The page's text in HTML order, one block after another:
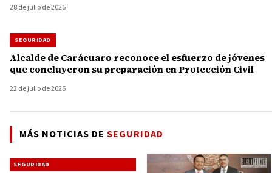
28 de julio de 2026
SEGURIDAD
Alcalde de Carácuaro reconoce el esfuerzo de jóvenes
que concluyeron su preparación en Protección Civil
22 de julio de 2026
MÁS NOTICIAS DE SEGURIDAD
SEGURIDAD